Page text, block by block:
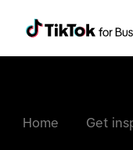
Home Get